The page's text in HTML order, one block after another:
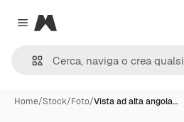
Close menu
Magnific
Home/Stock/Foto/Vista ad alta angola…